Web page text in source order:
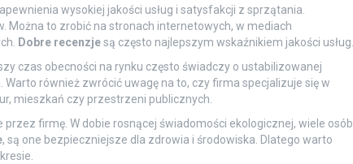
wysokiej jakości usług i satysfakcji z sprzątania.
Można to zrobić na stronach internetowych, w mediach
Dobre recenzjesą często najlepszym wskaźnikiem jakości usług.
czas obecności na rynku często świadczy o ustabilizowanej
również zwrócić uwagę na to, czy firma specjalizuje się w
mieszkań czy przestrzeni publicznych.
firmę. W dobie rosnącej świadomości ekologicznej, wiele osób
, są one bezpieczniejsze dla zdrowia i środowiska. Dlatego warto